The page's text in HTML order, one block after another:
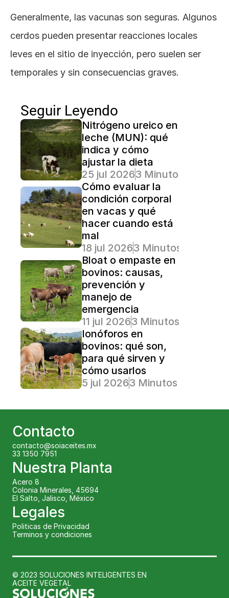
Generalmente, las vacunas son seguras. Algunos
cerdos pueden presentar reacciones locales
leves en el sitio de inyección, pero suelen ser
temporales y sin consecuencias graves.
Seguir Leyendo
Nitrógeno ureico en
leche (MUN): qué
indica y cómo
ajustar la dieta
25 jul 20263 Minutos Lectura
Cómo evaluar la
condición corporal
en vacas y qué
hacer cuando está
mal
18 jul 20263 Minutos Lectura
Bloat o empaste en
bovinos: causas,
prevención y
manejo de
emergencia
11 jul 20263 Minutos Lectura
Ionóforos en
bovinos: qué son,
para qué sirven y
cómo usarlos
5 jul 20263 Minutos Lectura
Contacto
contacto@soiaceites.mx
33 1350 7951
Nuestra Planta
Acero 8
Colonia Minerales, 45694
El Salto, Jalisco, México
Legales
Politicas de Privacidad
Terminos y condiciones
© 2023 SOLUCIONES INTELIGENTES EN
ACEITE VEGETAL